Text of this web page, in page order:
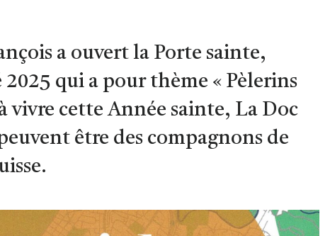
a ouvert la Porte sainte,
qui a pour thème « Pèlerins
vivre cette Année sainte, La Doc
être des compagnons de